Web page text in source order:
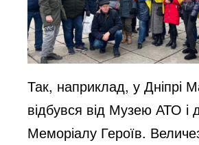
Так, наприклад, у Дніпрі
відбувся від Музею АТО і
Меморіалу Героїв.